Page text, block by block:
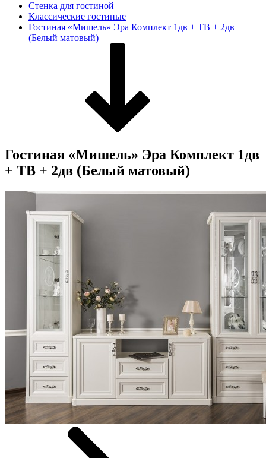
Стенка для гостиной
Классические гостиные
Гостиная «Мишель» Эра Комплект 1дв + ТВ + 2дв
(Белый матовый)
Гостиная «Мишель» Эра Комплект 1дв
+ ТВ + 2дв (Белый матовый)